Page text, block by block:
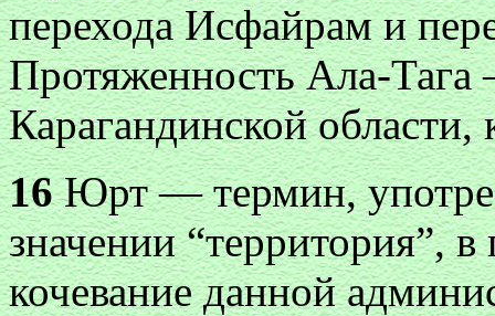
перехода Исфайрам и
Протяженность Ала-
Карагандинской области,
16Юрт — термин,
значении “территория”,
кочевание данной